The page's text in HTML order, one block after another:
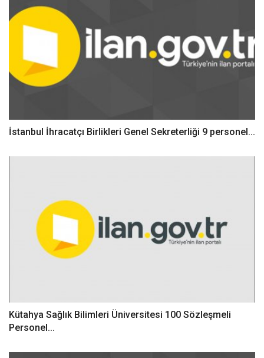
İstanbul İhracatçı Birlikleri Genel Sekreterliği 9 personel...
Kütahya Sağlık Bilimleri Üniversitesi 100 Sözleşmeli
Personel...